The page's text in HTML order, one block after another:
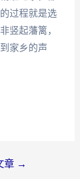
过程就是选
竖起藩篱，
家乡的声
章 →